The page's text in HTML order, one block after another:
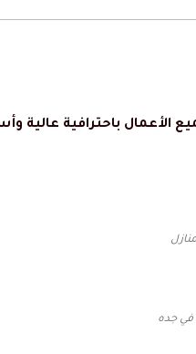
الأعمال باحترافية عالية
جده